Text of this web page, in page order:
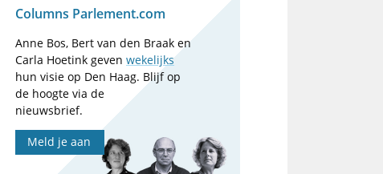
Columns Parlement.com
Anne Bos, Bert van den Braak en
Carla Hoetink gevenwekelijks
hun visie op Den Haag. Blijf op
de hoogte via de
nieuwsbrief.
Meld je aan